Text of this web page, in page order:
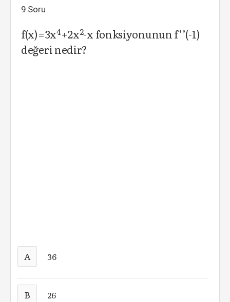
9.Soru
f(x)=3x4+2x2-x fonksiyonunun f’’(-1)
değeri nedir?
A 36
B 26